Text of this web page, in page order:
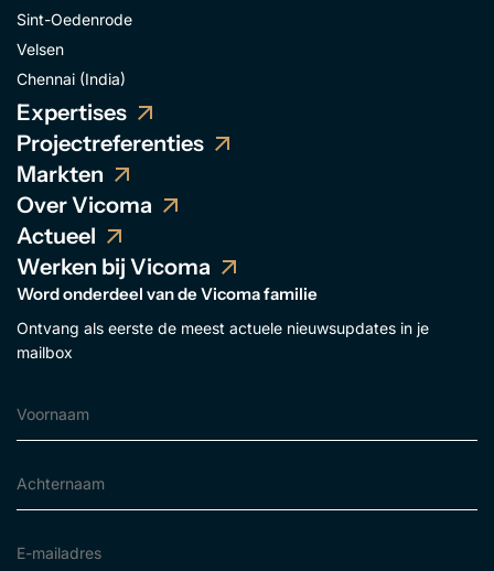
Sint-Oedenrode
Velsen
Chennai (India)
Expertises
Projectreferenties
Markten
Over Vicoma
Actueel
Werken bij Vicoma
Word onderdeel van de Vicoma familie
Ontvang als eerste de meest actuele nieuwsupdates in je
mailbox